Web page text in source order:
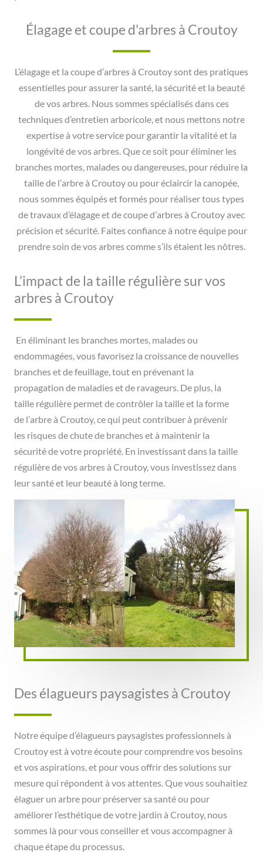
Élagage et coupe d'arbres à Croutoy
L’élagage et la coupe d’arbres à Croutoy sont des pratiques
essentielles pour assurer la santé, la sécurité et la beauté
de vos arbres. Nous sommes spécialisés dans ces
techniques d’entretien arboricole, et nous mettons notre
expertise à votre service pour garantir la vitalité et la
longévité de vos arbres. Que ce soit pour éliminer les
branches mortes, malades ou dangereuses, pour réduire la
taille de l’arbre à Croutoy ou pour éclaircir la canopée,
nous sommes équipés et formés pour réaliser tous types
de travaux d’élagage et de coupe d’arbres à Croutoy avec
précision et sécurité. Faites confiance à notre équipe pour
prendre soin de vos arbres comme s’ils étaient les nôtres.
L’impact de la taille régulière sur vos
arbres à Croutoy
En éliminant les branches mortes, malades ou
endommagées, vous favorisez la croissance de nouvelles
branches et de feuillage, tout en prévenant la
propagation de maladies et de ravageurs. De plus, la
taille régulière permet de contrôler la taille et la forme
de l’arbre à Croutoy, ce qui peut contribuer à prévenir
les risques de chute de branches et à maintenir la
sécurité de votre propriété. En investissant dans la taille
régulière de vos arbres à Croutoy, vous investissez dans
leur santé et leur beauté à long terme.
Des élagueurs paysagistes à Croutoy
Notre équipe d’élagueurs paysagistes professionnels à
Croutoy est à votre écoute pour comprendre vos besoins
et vos aspirations, et pour vous offrir des solutions sur
mesure qui répondent à vos attentes. Que vous souhaitiez
élaguer un arbre pour préserver sa santé ou pour
améliorer l’esthétique de votre jardin à Croutoy, nous
sommes là pour vous conseiller et vous accompagner à
chaque étape du processus.